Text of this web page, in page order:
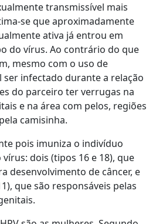
transmissível mais
se que aproximadamente
ativa já entrou em
do vírus. Ao contrário do que
mesmo com o uso de
ser infectado durante a relação
do parceiro ter verrugas na
e na área com pelos, regiões
camisinha.
pois imuniza o indivíduo
dois (tipos 16 e 18), que
desenvolvimento de câncer, e
que são responsáveis pelas